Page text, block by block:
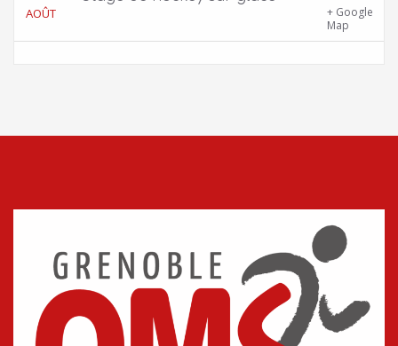
AOÛT
+ Google
Map